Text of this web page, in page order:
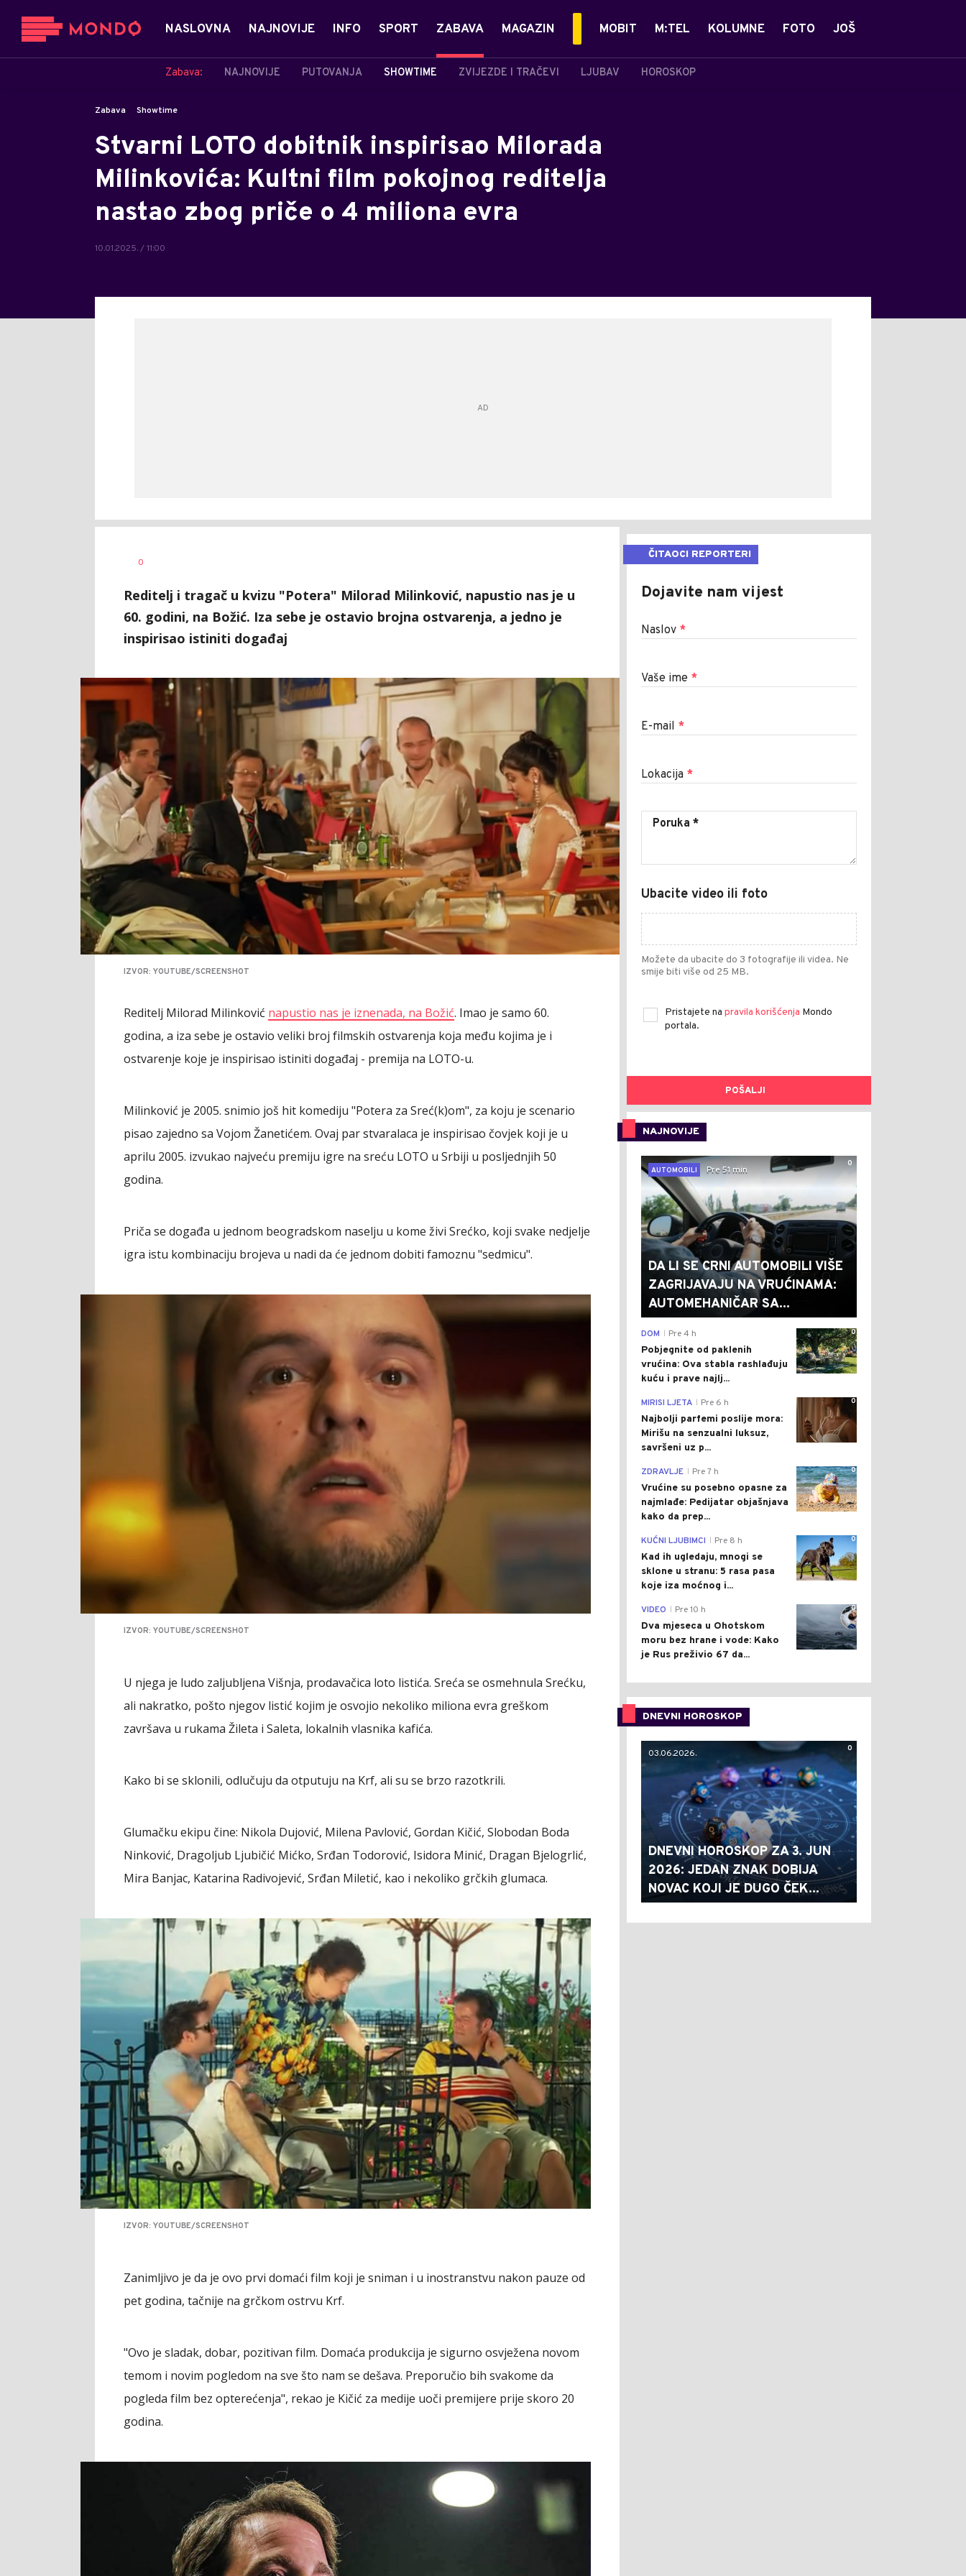
NASLOVNA NAJNOVIJE INFO SPORT ZABAVA
Zabava: NAJNOVIJE PUTOVANJA SHOWTIME ZVIJEZDE I TRAČEVI LJUBAV HOROSKOP
MAGAZIN MOBIT M:TEL KOLUMNE FOTO JOŠ
Zabava Showtime
Stvarni LOTO dobitnik inspirisao Milorada
Milinkovića: Kultni film pokojnog reditelja
nastao zbog priče o 4 miliona evra
10.01.2025. / 11:00
AUTOR
0
Reditelj i tragač u kvizu "Potera" Milorad Milinković, napustio nas je u
60. godini, na Božić. Iza sebe je ostavio brojna ostvarenja, a jedno je
inspirisao istiniti događaj
IZVOR: YOUTUBE/SCREENSHOT
Reditelj Milorad Milinković napustio nas je iznenada, na Božić. Imao je samo 60.
godina, a iza sebe je ostavio veliki broj filmskih ostvarenja koja među kojima je i
ostvarenje koje je inspirisao istiniti događaj - premija na LOTO-u.
Milinković je 2005. snimio još hit komediju "Potera za Sreć(k)om", za koju je scenario
pisao zajedno sa Vojom Žanetićem. Ovaj par stvaralaca je inspirisao čovjek koji je u
aprilu 2005. izvukao najveću premiju igre na sreću LOTO u Srbiji u posljednjih 50
godina.
Priča se događa u jednom beogradskom naselju u kome živi Srećko, koji svake nedjelje
igra istu kombinaciju brojeva u nadi da će jednom dobiti famoznu "sedmicu".
IZVOR: YOUTUBE/SCREENSHOT
U njega je ludo zaljubljena Višnja, prodavačica loto listića. Sreća se osmehnula Srećku,
ali nakratko, pošto njegov listić kojim je osvojio nekoliko miliona evra greškom
završava u rukama Žileta i Saleta, lokalnih vlasnika kafića.
Kako bi se sklonili, odlučuju da otputuju na Krf, ali su se brzo razotkrili.
Glumačku ekipu čine: Nikola Dujović, Milena Pavlović, Gordan Kičić, Slobodan Boda
Ninković, Dragoljub Ljubičić Mićko, Srđan Todorović, Isidora Minić, Dragan Bjelogrlić,
Mira Banjac, Katarina Radivojević, Srđan Miletić, kao i nekoliko grčkih glumaca.
IZVOR: YOUTUBE/SCREENSHOT
Zanimljivo je da je ovo prvi domaći film koji je sniman i u inostranstvu nakon pauze od
pet godina, tačnije na grčkom ostrvu Krf.
"Ovo je sladak, dobar, pozitivan film. Domaća produkcija je sigurno osvježena novom
temom i novim pogledom na sve što nam se dešava. Preporučio bih svakome da
pogleda film bez opterećenja", rekao je Kičić za medije uoči premijere prije skoro 20
godina.
ČITAOCI REPORTERI
Dojavite nam vijest
Naslov *
Vaše ime *
E-mail *
Lokacija *
Ubacite video ili foto
Možete da ubacite do 3 fotografije ili videa. Ne
smije biti više od 25 MB.
Pristajete na pravila korišćenja Mondo
portala.
POŠALJI
NAJNOVIJE
0
AUTOMOBILI
Pre 51 min
DA LI SE CRNI AUTOMOBILI VIŠE
ZAGRIJAVAJU NA VRUĆINAMA:
AUTOMEHANIČAR SA...
0
DOM Pre 4 h
Pobjegnite od paklenih
vrućina: Ova stabla rashlađuju
kuću i prave najlj...
0
MIRISI LJETA Pre 6 h
Najbolji parfemi poslije mora:
Mirišu na senzualni luksuz,
savršeni uz p...
0
ZDRAVLJE Pre 7 h
Vrućine su posebno opasne za
najmlađe: Pedijatar objašnjava
kako da prep...
0
KUĆNI LJUBIMCI Pre 8 h
Kad ih ugledaju, mnogi se
sklone u stranu: 5 rasa pasa
koje iza moćnog i...
0
VIDEO Pre 10 h
Dva mjeseca u Ohotskom
moru bez hrane i vode: Kako
je Rus preživio 67 da...
DNEVNI HOROSKOP
0
03.06.2026.
DNEVNI HOROSKOP ZA 3. JUN
2026: JEDAN ZNAK DOBIJA
NOVAC KOJI JE DUGO ČEK...